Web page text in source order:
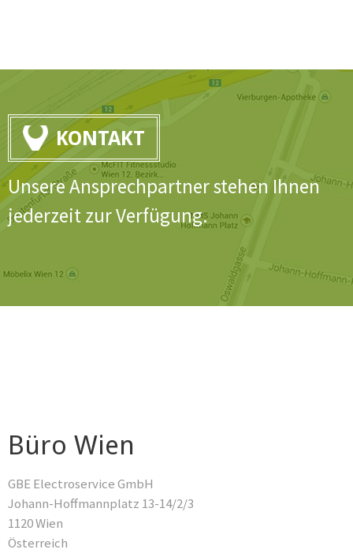
KONTAKT
Unsere Ansprechpartner stehen Ihnen
jederzeit zur Verfügung.
Büro Wien
GBE Electroservice GmbH
Johann-Hoffmannplatz 13-14/2/3
1120 Wien
Österreich